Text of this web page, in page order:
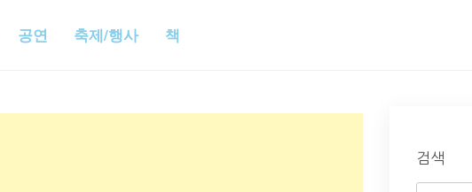
공연 축제/행사 책
검색